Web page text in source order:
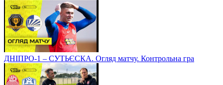
ДНІПРО-1 – СУТЬЄСКА. Огляд матчу. Контрольна гра